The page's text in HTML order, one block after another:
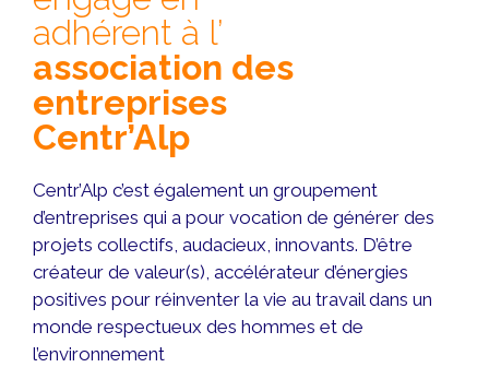
adhérent à l’
association des
entreprises
Centr’Alp
Centr’Alp c’est également un groupement
d’entreprises qui a pour vocation de générer des
projets collectifs, audacieux, innovants. D’être
créateur de valeur(s), accélérateur d’énergies
positives pour réinventer la vie au travail dans un
monde respectueux des hommes et de
l’environnement